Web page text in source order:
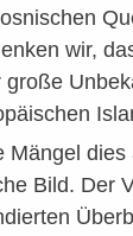
wir,
große
Mängel dies
Bild. Der